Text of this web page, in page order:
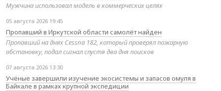
Мужчина использовал модель в коммерческих целях
05 августа 2026 19:45
Пропавший в Иркутской области самолёт найден
Пропавший на днях Cessna 182, который проверял пожарную
обстановку, подал сигнал спустя два дня поисков
07 августа 2026 13:30
Учёные завершили изучение экосистемы и запасов омуля в
Байкале в рамках крупной экспедиции